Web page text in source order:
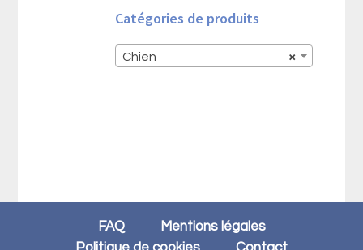
Catégories de produits
×
Chien
FAQ
Mentions légales